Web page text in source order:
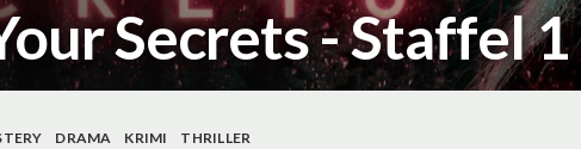
Secrets - Staffel 1
DRAMA KRIMI
THRILLER